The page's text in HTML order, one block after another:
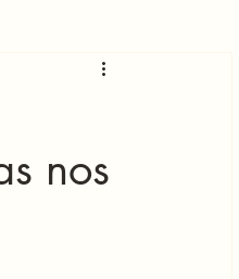
nos